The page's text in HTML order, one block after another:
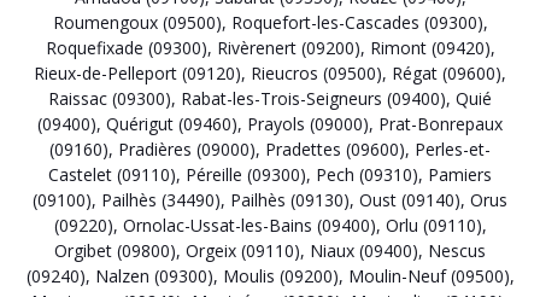
Roumengoux (09500), Roquefort-les-Cascades (09300),
Roquefixade (09300), Rivèrenert (09200), Rimont (09420),
Rieux-de-Pelleport (09120), Rieucros (09500), Régat (09600),
Raissac (09300), Rabat-les-Trois-Seigneurs (09400), Quié
(09400), Quérigut (09460), Prayols (09000), Prat-Bonrepaux
(09160), Pradières (09000), Pradettes (09600), Perles-et-
Castelet (09110), Péreille (09300), Pech (09310), Pamiers
(09100), Pailhès (34490), Pailhès (09130), Oust (09140), Orus
(09220), Ornolac-Ussat-les-Bains (09400), Orlu (09110),
Orgibet (09800), Orgeix (09110), Niaux (09400), Nescus
(09240), Nalzen (09300), Moulis (09200), Moulin-Neuf (09500),